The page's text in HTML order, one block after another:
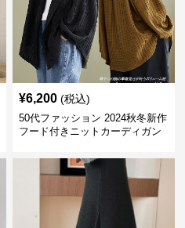
¥6,200 (税込)
50代ファッション 2024秋冬新作
フード付きニットカーディガン